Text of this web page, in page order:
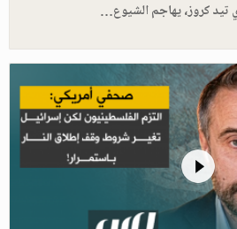
تيد كروز، يهاجم الشيوع…